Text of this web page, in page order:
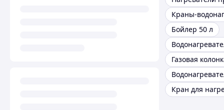
Бойлер 50 л
Газовая
Кран для